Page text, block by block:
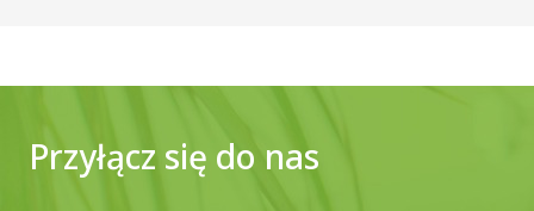
Przyłącz się do nas